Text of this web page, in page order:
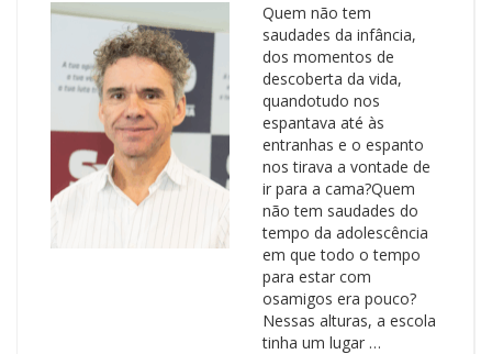
Quem não tem
saudades da infância,
dos momentos de
descoberta da vida,
quandotudo nos
espantava até às
entranhas e o espanto
nos tirava a vontade de
ir para a cama?Quem
não tem saudades do
tempo da adolescência
em que todo o tempo
para estar com
osamigos era pouco?
Nessas alturas, a escola
tinha um lugar …